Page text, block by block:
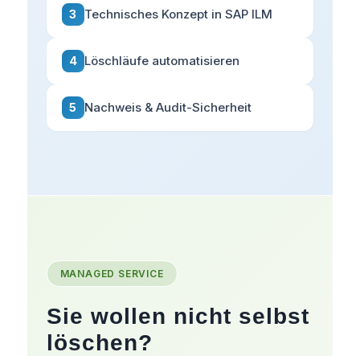
3 Technisches Konzept in SAP ILM
4 Löschläufe automatisieren
5 Nachweis & Audit-Sicherheit
MANAGED SERVICE
Sie wollen nicht selbst
löschen?